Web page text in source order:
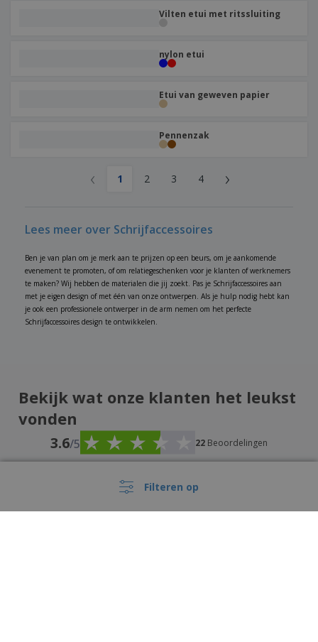
Filteren op
Vilten etui met ritssluiting
nylon etui
Etui van geweven papier
Pennenzak
‹ 1 2 3 4 ›
Lees meer over Schrijfaccessoires
Ben je van plan om je merk aan te prijzen op een beurs, om je aankomende
evenement te promoten, of om relatiegeschenken voor je klanten of werknemers
te maken? Wij hebben de materialen die jij zoekt. Pas je Schrijfaccessoires aan
met je eigen design of met één van onze ontwerpen. Als je hulp nodig hebt kan
je ook een professionele ontwerper in de arm nemen om het perfecte
Schrijfaccessoires design te ontwikkelen.
Bekijk wat onze klanten het leukst
vonden
3.6/5 22 Beoordelingen